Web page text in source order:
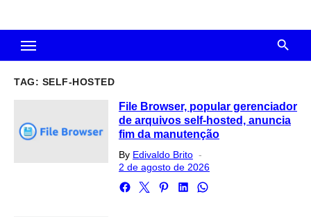
TAG: SELF-HOSTED
File Browser, popular gerenciador
de arquivos self-hosted, anuncia
fim da manutenção
By Edivaldo Brito
on
2 de agosto de 2026